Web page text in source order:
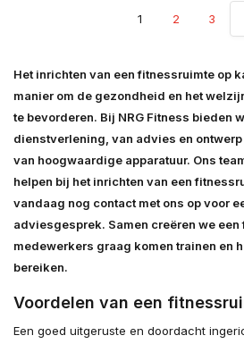
1 2 3
Het inrichten van een fitnessruimte op
manier om de gezondheid en het
te bevorderen. Bij NRG Fitness bieden
dienstverlening, van advies en
van hoogwaardige apparatuur. Ons
helpen bij het inrichten van een
vandaag nog contact met ons op voor
adviesgesprek. Samen creëren we
medewerkers graag komen trainen en
bereiken.
Voordelen van een
Een goed uitgeruste en doordacht